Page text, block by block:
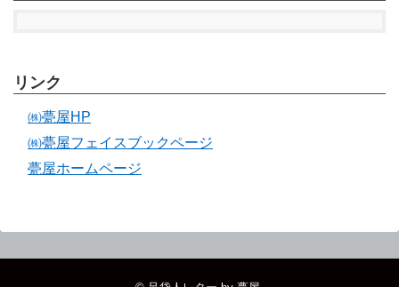
リンク
㈱甍屋HP
㈱甍屋フェイスブックページ
甍屋ホームページ